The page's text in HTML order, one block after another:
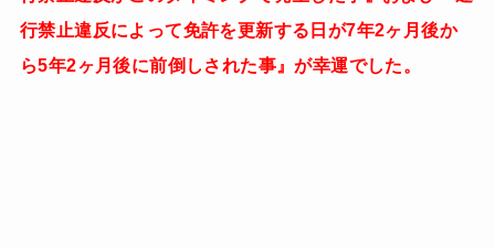
行禁止違反によって免許を更新する日が7年2ヶ月後か
ら5年2ヶ月後に前倒しされた事』が幸運でした。